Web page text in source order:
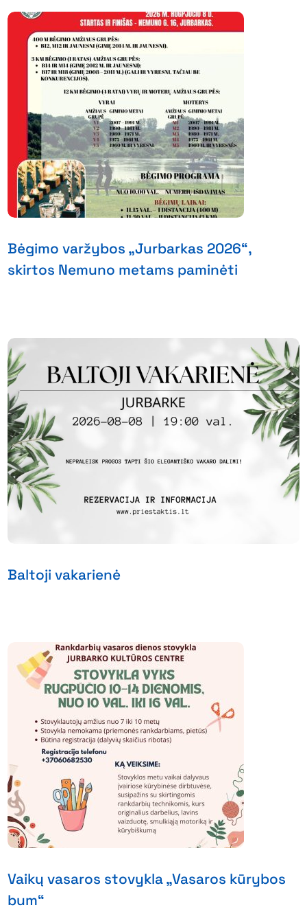
Bėgimo varžybos „Jurbarkas 2026“,
skirtos Nemuno metams paminėti
Baltoji vakarienė
Vaikų vasaros stovykla „Vasaros kūrybos
bum“